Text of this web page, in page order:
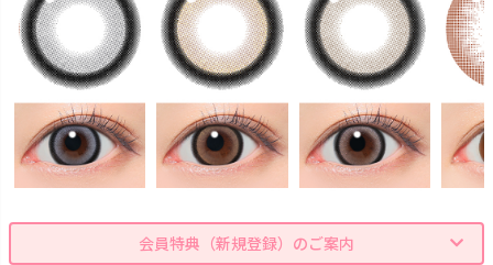
会員特典（新規登録）のご案内